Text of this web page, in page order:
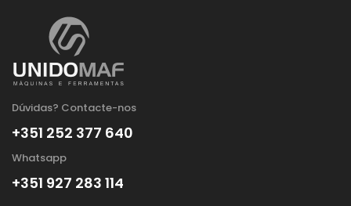
Dúvidas? Contacte-nos
+351 252 377 640
Whatsapp
+351 927 283 114